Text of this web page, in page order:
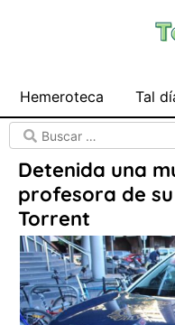
Hemeroteca Tal
Detenida una
profesora de
Torrent